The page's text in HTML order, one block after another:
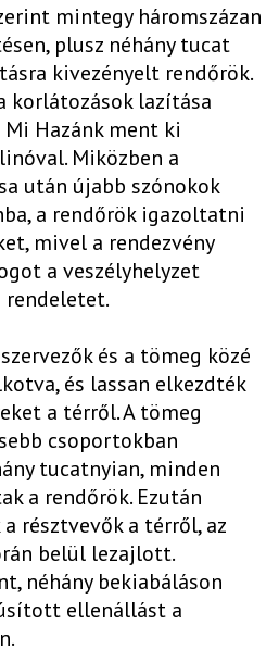
mintegy háromszázan
plusz néhány tucat
kivezényelt rendőrök.
korlátozások lazítása
Hazánk ment ki
Miközben a
után újabb szónokok
a rendőrök igazoltatni
mivel a rendezvény
a veszélyhelyzet
és a tömeg közé
és lassan elkezdték
a térről. A tömeg
csoportokban
tucatnyian, minden
a rendőrök. Ezután
résztvevők a térről, az
belül lezajlott.
néhány bekiabáláson
ellenállást a